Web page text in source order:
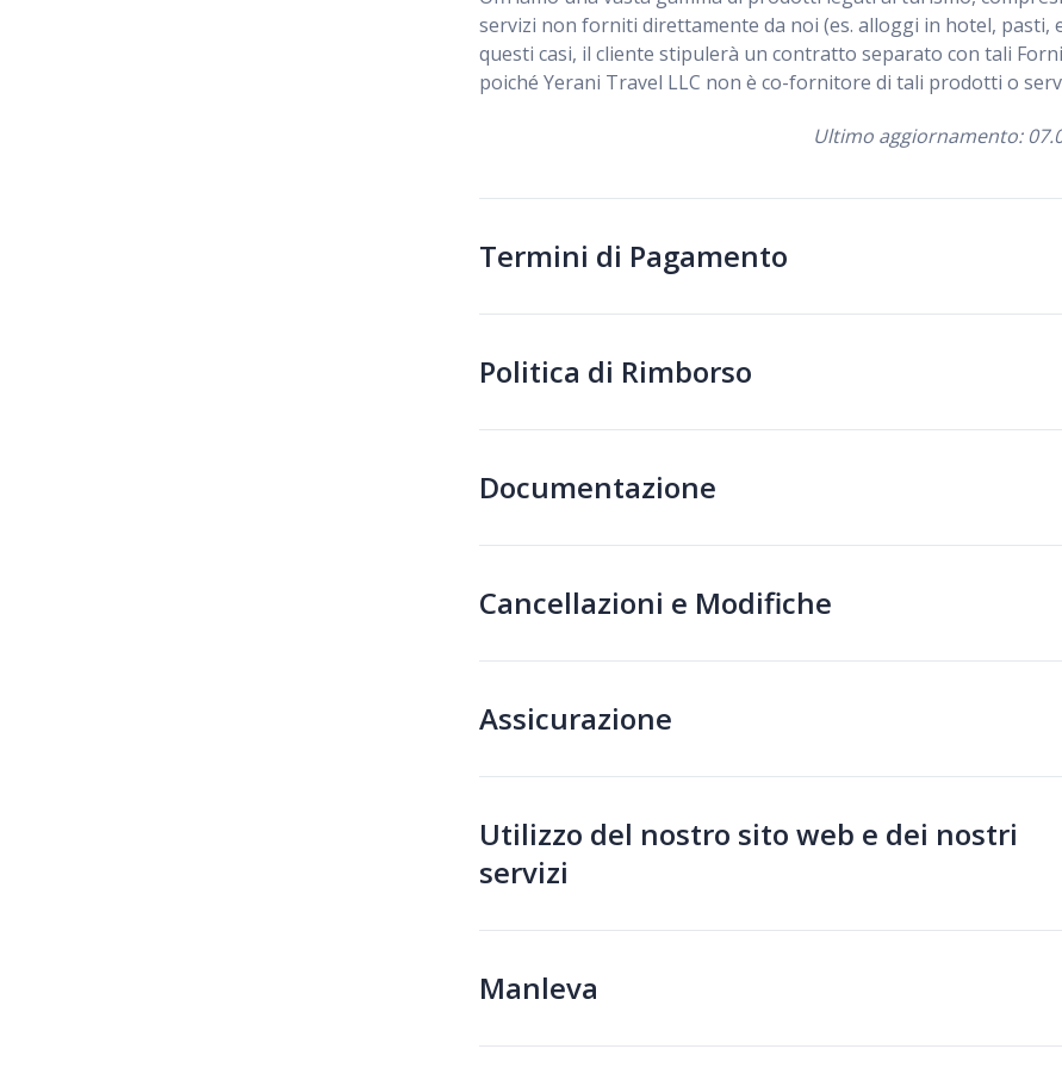
servizi non forniti direttamente da noi (es. alloggi in hotel, pasti,
questi casi, il cliente stipulerà un contratto separato con tali
poiché Yerani Travel LLC non è co-fornitore di tali prodotti o
Ultimo aggiornamento:
Termini di Pagamento
Politica di Rimborso
Documentazione
Cancellazioni e Modifiche
Assicurazione
Utilizzo del nostro sito web e dei nostri
servizi
Manleva